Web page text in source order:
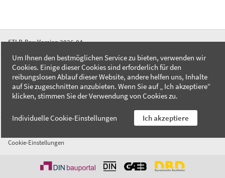
STLB-Bau Version 2026-04
FAQ
Kontakt
Datenschutzerklärung
Cookie-Einstellungen
Um Ihnen den bestmöglichen Service zu bieten, verwenden wir
Cookies. Einige dieser Cookies sind erforderlich für den
reibungslosen Ablauf dieser Website, andere helfen uns, Inhalte
auf Sie zugeschnitten anzubieten. Wenn Sie auf „ Ich akzeptiere“
klicken, stimmen Sie der Verwendung von Cookies zu.
Individuelle Cookie-Einstellungen Ich akzeptiere